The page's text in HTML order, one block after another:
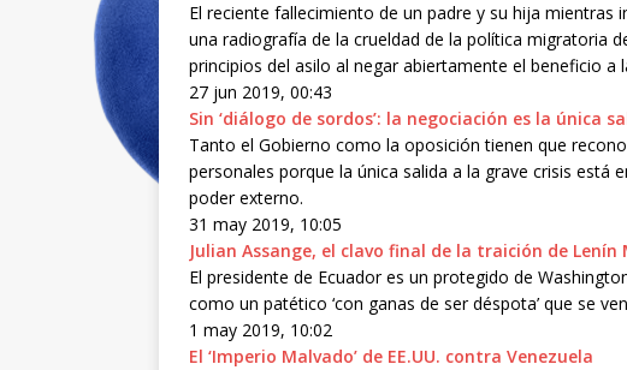
El reciente fallecimiento de un padre y su hija
una radiografía de la crueldad de la política migratoria
principios del asilo al negar abiertamente el beneficio a
27 jun 2019, 00:43
Sin ‘diálogo de sordos’: la negociación es la única
Tanto el Gobierno como la oposición tienen que
personales porque la única salida a la grave crisis está
poder externo.
31 may 2019, 10:05
Julian Assange, el clavo final de la traición de Lenín
El presidente de Ecuador es un protegido de
como un patético ‘con ganas de ser déspota’ que se
1 may 2019, 10:02
El ‘Imperio Malvado’ de EE.UU. contra Venezuela